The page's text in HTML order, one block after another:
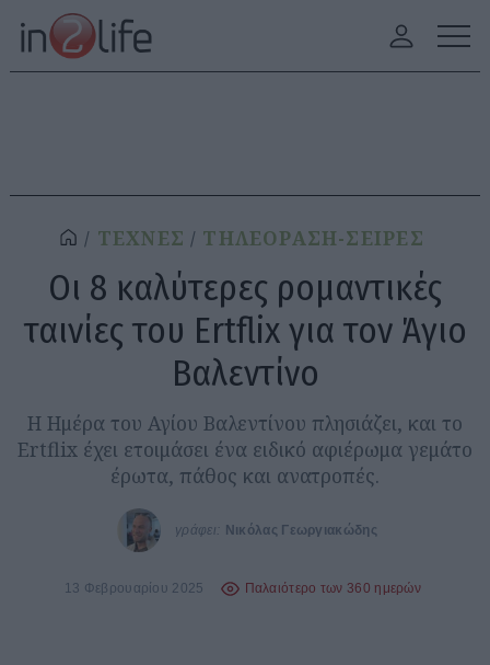
ΤΕΧΝΕΣ ΤΗΛΕΟΡΑΣΗ-ΣΕΙΡΕΣ
Οι 8 καλύτερες ρομαντικές
ταινίες του Ertflix για τον Άγιο
Βαλεντίνο
Η Ημέρα του Αγίου Βαλεντίνου πλησιάζει, και το
Ertflix έχει ετοιμάσει ένα ειδικό αφιέρωμα γεμάτο
έρωτα, πάθος και ανατροπές.
γράφει: Νικόλας Γεωργιακώδης
13 Φεβρουαρίου 2025 Παλαιότερο των 360 ημερών